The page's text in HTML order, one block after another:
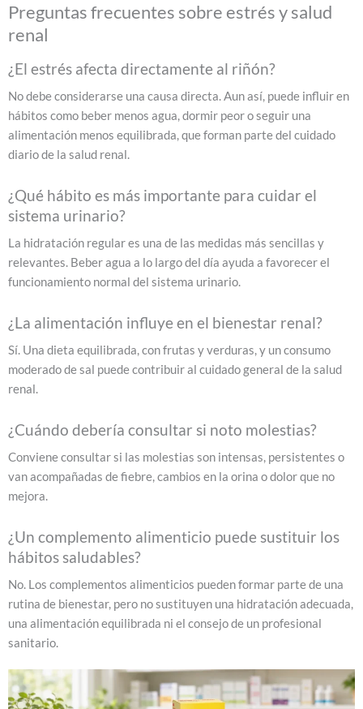
Preguntas frecuentes sobre estrés y salud
renal
¿El estrés afecta directamente al riñón?
No debe considerarse una causa directa. Aun así, puede influir en
hábitos como beber menos agua, dormir peor o seguir una
alimentación menos equilibrada, que forman parte del cuidado
diario de la salud renal.
¿Qué hábito es más importante para cuidar el
sistema urinario?
La hidratación regular es una de las medidas más sencillas y
relevantes. Beber agua a lo largo del día ayuda a favorecer el
funcionamiento normal del sistema urinario.
¿La alimentación influye en el bienestar renal?
Sí. Una dieta equilibrada, con frutas y verduras, y un consumo
moderado de sal puede contribuir al cuidado general de la salud
renal.
¿Cuándo debería consultar si noto molestias?
Conviene consultar si las molestias son intensas, persistentes o
van acompañadas de fiebre, cambios en la orina o dolor que no
mejora.
¿Un complemento alimenticio puede sustituir los
hábitos saludables?
No. Los complementos alimenticios pueden formar parte de una
rutina de bienestar, pero no sustituyen una hidratación adecuada,
una alimentación equilibrada ni el consejo de un profesional
sanitario.